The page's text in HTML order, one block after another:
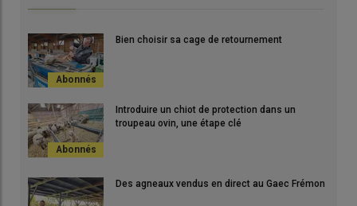
Bien choisir sa cage de retournement
Introduire un chiot de protection dans un
troupeau ovin, une étape clé
Des agneaux vendus en direct au Gaec Frémon